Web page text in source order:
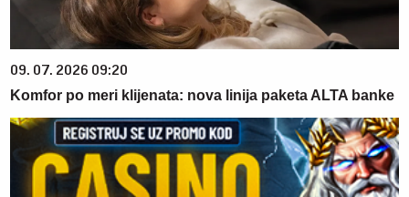
09. 07. 2026 09:20
Komfor po meri klijenata: nova linija paketa ALTA banke